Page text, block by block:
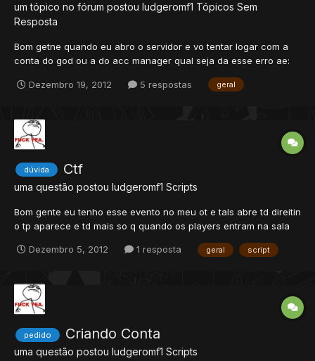
um tópico no fórum postou ludgeromf1 Tópicos Sem
Resposta
Bom getne quando eu abro o servidor e vo tentar logar com a
conta do god ou a do acc manager qual seja da esse erro ae:
desde ja agradeço ot server versão 9.71 global e tals [Warning -
Protocol::RSA_decrypt] Not valid pact size <IP: 127.0.0.1>
Dezembro 19, 2012 5 respostas geral
dúvida Ctf
uma questão postou ludgeromf1 Scripts
Bom gente eu tenho esse evento no meu ot e tals abre td direitin
o tp aparece e td mais so q quando os players entram na sala
quando entram pisam no sqm da bandeira e n conseguem
Dezembro 5, 2012 1 resposta geral script
pedido Criando Conta
uma questão postou ludgeromf1 Scripts